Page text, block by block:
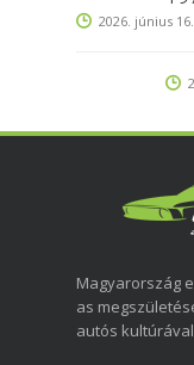
2026. június 16.
Magyarország
as
autós